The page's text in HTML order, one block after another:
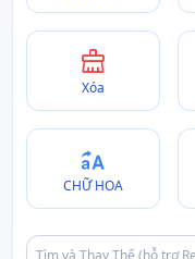
Xóa
CHỮ HOA